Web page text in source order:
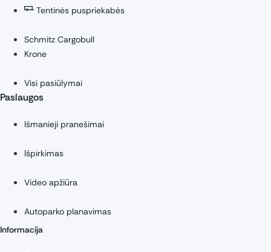
Tentinės puspriekabės
Schmitz Cargobull
Krone
Visi pasiūlymai
Paslaugos
Išmanieji pranešimai
Išpirkimas
Video apžiūra
Autoparko planavimas
Informacija